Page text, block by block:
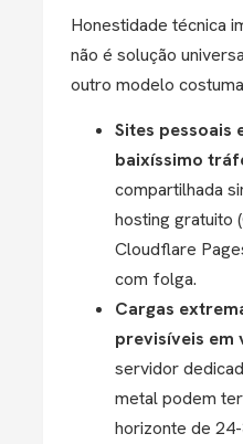
Honestidade técnica
não é solução
outro modelo
Sites pessoais
baixíssimo
compartilhada
hosting gratuito
Cloudflare
com folga.
Cargas
previsíveis em
servidor
metal podem
horizonte de